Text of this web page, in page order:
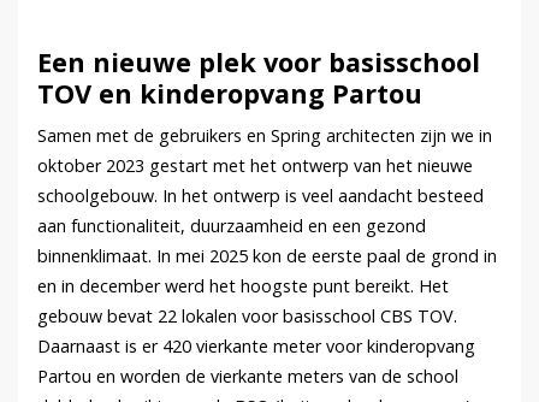
Een nieuwe plek voor basisschool
TOV en kinderopvang Partou
Samen met de gebruikers en Spring architecten zijn we in
oktober 2023 gestart met het ontwerp van het nieuwe
schoolgebouw. In het ontwerp is veel aandacht besteed
aan functionaliteit, duurzaamheid en een gezond
binnenklimaat. In mei 2025 kon de eerste paal de grond in
en in december werd het hoogste punt bereikt. Het
gebouw bevat 22 lokalen voor basisschool CBS TOV.
Daarnaast is er 420 vierkante meter voor kinderopvang
Partou en worden de vierkante meters van de school